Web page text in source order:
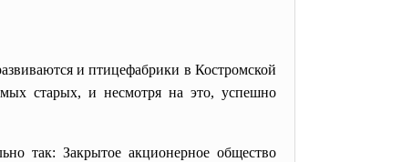
и птицефабрики в Костромской
старых, и несмотря на это, успешно
так: Закрытое акционерное общество